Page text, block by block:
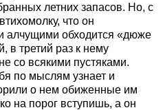
летних запасов. Но, с
что он
алчущими обходится «дюже
в третий раз к нему
со всякими пустяками.
по мыслям узнает и
о нем обиженные им
на порог вступишь, а он